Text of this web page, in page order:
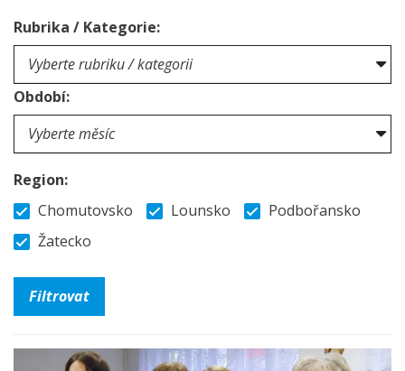
Rubrika / Kategorie:
Období:
Region:
Chomutovsko
Lounsko
Podbořansko
Žatecko